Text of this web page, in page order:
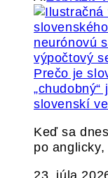
Prečo je
slovenskí
Keď sa
po
23. júla